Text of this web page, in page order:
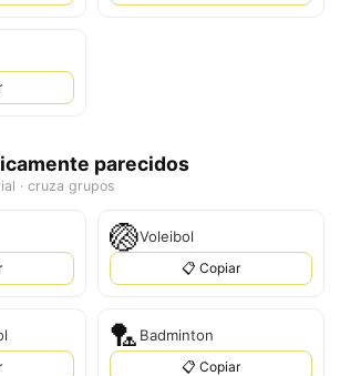
parecidos
· cruza grupos
🏐Voleibol
📋 Copiar
🏸 Badminton
📋 Copiar